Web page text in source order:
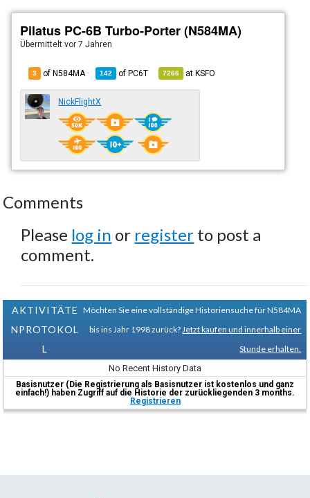
Pilatus PC-6B Turbo-Porter (N584MA)
Übermitteltvor 7 Jahren
3 of N584MA 142 ofPC6T 7266 atKSFO
NickFlightX
Comments
Please log in or register to post a
comment.
AKTIVITÄTE
NPROTOKOL
L
Möchten Sie eine vollständige Historiensuche für N584MA
bis ins Jahr 1998 zurück? Jetzt kaufen und innerhalb einer
Stunde erhalten.
No Recent History Data
Basisnutzer (Die Registrierung als Basisnutzer ist kostenlos und ganz
einfach!) haben Zugriff auf die Historie der zurückliegenden 3 months.
Registrieren